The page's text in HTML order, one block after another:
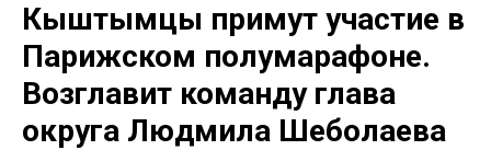
Кыштымцы примут участие в
Парижском полумарафоне.
Возглавит команду глава
округа Людмила Шеболаева